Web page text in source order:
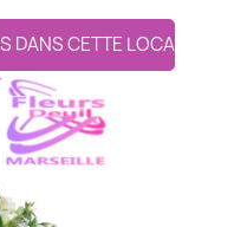
DANS CETTE LOCALITE